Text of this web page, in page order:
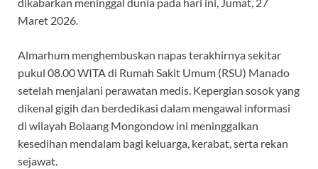
o
o
k
A
p
p
a
ds
dikabarkan meninggal dunia pada hari ini, Jumat, 27
Maret 2026.
Almarhum menghembuskan napas terakhirnya sekitar
pukul 08.00 WITA di Rumah Sakit Umum (RSU) Manado
setelah menjalani perawatan medis. Kepergian sosok yang
dikenal gigih dan berdedikasi dalam mengawal informasi
di wilayah Bolaang Mongondow ini meninggalkan
kesedihan mendalam bagi keluarga, kerabat, serta rekan
sejawat.